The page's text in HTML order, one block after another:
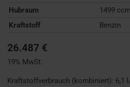
Hubraum
1499 ccm
Kraftstoff
Benzin
26.487 €
19% MwSt.
Kraftstoffverbrauch (kombiniert): 6,1